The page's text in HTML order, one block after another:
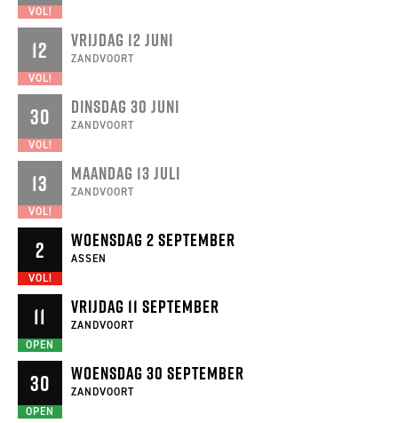
VOL!
12
VOL!
VRIJDAG 12 JUNI
ZANDVOORT
30
VOL!
DINSDAG 30 JUNI
ZANDVOORT
13
VOL!
MAANDAG 13 JULI
ZANDVOORT
2
VOL!
WOENSDAG 2 SEPTEMBER
ASSEN
11
OPEN
VRIJDAG 11 SEPTEMBER
ZANDVOORT
30
OPEN
WOENSDAG 30 SEPTEMBER
ZANDVOORT